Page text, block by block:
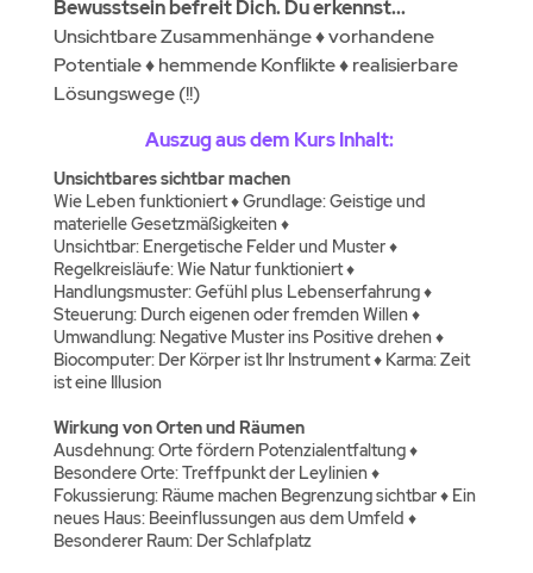
Bewusstsein befreit Dich. Du erkennst...
Unsichtbare Zusammenhänge♦vorhandene
Potentiale♦hemmende Konflikte♦realisierbare
Lösungswege (!!)
Auszug aus dem Kurs Inhalt:
Unsichtbares sichtbar machen
Wie Leben funktioniert ♦ Grundlage: Geistige und
materielle Gesetzmäßigkeiten ♦
Unsichtbar: Energetische Felder und Muster ♦
Regelkreisläufe: Wie Natur funktioniert ♦
Handlungsmuster: Gefühl plus Lebenserfahrung ♦
Steuerung: Durch eigenen oder fremden Willen ♦
Umwandlung: Negative Muster ins Positive drehen ♦
Biocomputer: Der Körper ist Ihr Instrument ♦ Karma: Zeit
ist eine Illusion
Wirkung von Orten und Räumen
Ausdehnung: Orte fördern Potenzialentfaltung ♦
Besondere Orte: Treffpunkt der Leylinien ♦
Fokussierung: Räume machen Begrenzung sichtbar ♦ Ein
neues Haus: Beeinflussungen aus dem Umfeld ♦
Besonderer Raum: Der Schlafplatz